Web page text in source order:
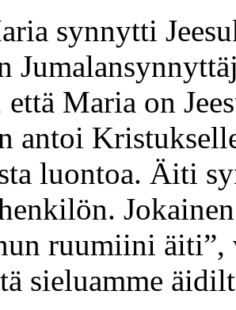
synnytti
Maria on
antoi
luontoa. Äiti
ruumiini äiti”,
sieluamme